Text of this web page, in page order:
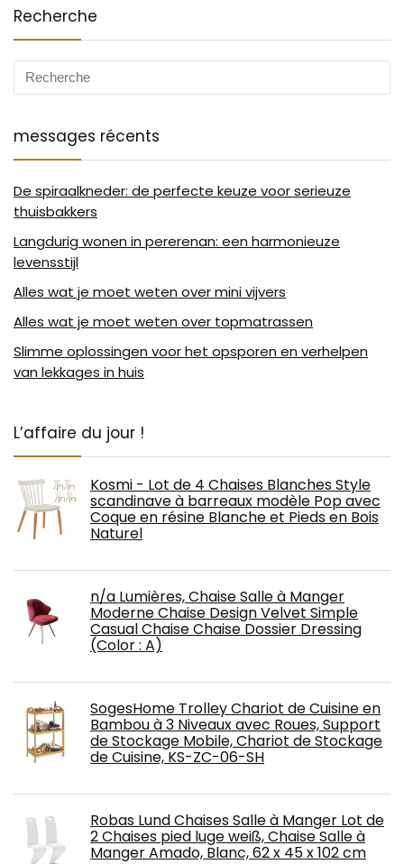
Recherche
messages récents
De spiraalkneder: de perfecte keuze voor serieuze
thuisbakkers
Langdurig wonen in pererenan: een harmonieuze
levensstijl
Alles wat je moet weten over mini vijvers
Alles wat je moet weten over topmatrassen
Slimme oplossingen voor het opsporen en verhelpen
van lekkages in huis
L’affaire du jour !
Kosmi - Lot de 4 Chaises Blanches Style
scandinave à barreaux modèle Pop avec
Coque en résine Blanche et Pieds en Bois
Naturel
n/a Lumières, Chaise Salle à Manger
Moderne Chaise Design Velvet Simple
Casual Chaise Chaise Dossier Dressing
(Color : A)
SogesHome Trolley Chariot de Cuisine en
Bambou à 3 Niveaux avec Roues, Support
de Stockage Mobile, Chariot de Stockage
de Cuisine, KS-ZC-06-SH
Robas Lund Chaises Salle à Manger Lot de
2 Chaises pied luge weiß, Chaise Salle à
Manger Amado, Blanc, 62 x 45 x 102 cm